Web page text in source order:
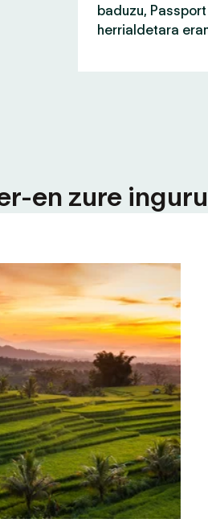
baduzu,
herrialdetara
en zure